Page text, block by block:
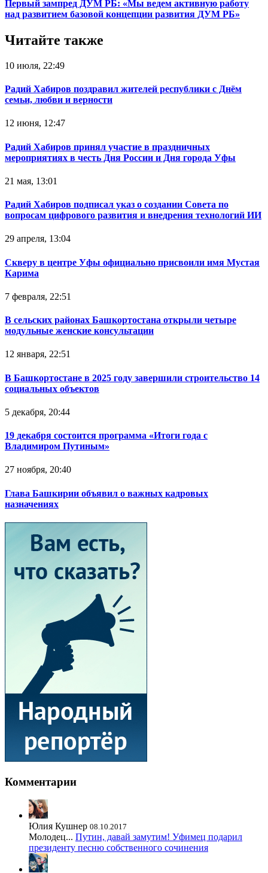
Первый зампред ДУМ РБ: «Мы ведем активную работу
над развитием базовой концепции развития ДУМ РБ»
Читайте также
10 июля, 22:49
Радий Хабиров поздравил жителей республики с Днём
семьи, любви и верности
12 июня, 12:47
Радий Хабиров принял участие в праздничных
мероприятиях в честь Дня России и Дня города Уфы
21 мая, 13:01
Радий Хабиров подписал указ о создании Совета по
вопросам цифрового развития и внедрения технологий ИИ
29 апреля, 13:04
Скверу в центре Уфы официально присвоили имя Мустая
Карима
7 февраля, 22:51
В сельских районах Башкортостана открыли четыре
модульные женские консультации
12 января, 22:51
В Башкортостане в 2025 году завершили строительство 14
социальных объектов
5 декабря, 20:44
19 декабря состоится программа «Итоги года с
Владимиром Путиным»
27 ноября, 20:40
Глава Башкирии объявил о важных кадровых
назначениях
Комментарии
Юлия Кушнер 08.10.2017
Молодец... Путин, давай замутим! Уфимец подарил
президенту песню собственного сочинения